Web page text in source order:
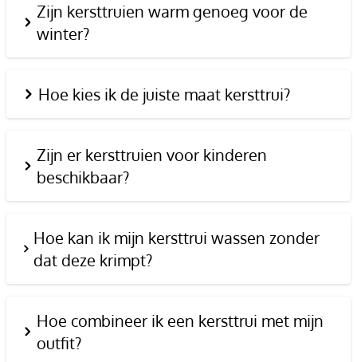
Zijn kersttruien warm genoeg voor de
winter?
Hoe kies ik de juiste maat kersttrui?
Zijn er kersttruien voor kinderen
beschikbaar?
Hoe kan ik mijn kersttrui wassen zonder
dat deze krimpt?
Hoe combineer ik een kersttrui met mijn
outfit?